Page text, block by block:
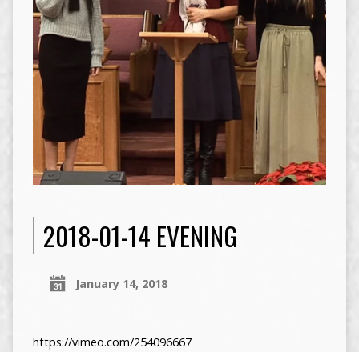
2018-01-14 EVENING
January 14, 2018
https://vimeo.com/254096667